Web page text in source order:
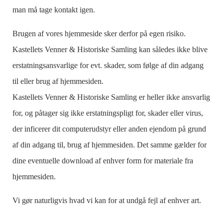
man må tage kontakt igen.
Brugen af vores hjemmeside sker derfor på egen risiko.
Kastellets Venner & Historiske Samling kan således ikke blive
erstatningsansvarlige for evt. skader, som følge af din adgang
til eller brug af hjemmesiden.
Kastellets Venner & Historiske Samling er heller ikke ansvarlig
for, og påtager sig ikke erstatningspligt for, skader eller virus,
der inficerer dit computerudstyr eller anden ejendom på grund
af din adgang til, brug af hjemmesiden. Det samme gælder for
dine eventuelle download af enhver form for materiale fra
hjemmesiden.
Vi gør naturligvis hvad vi kan for at undgå fejl af enhver art.